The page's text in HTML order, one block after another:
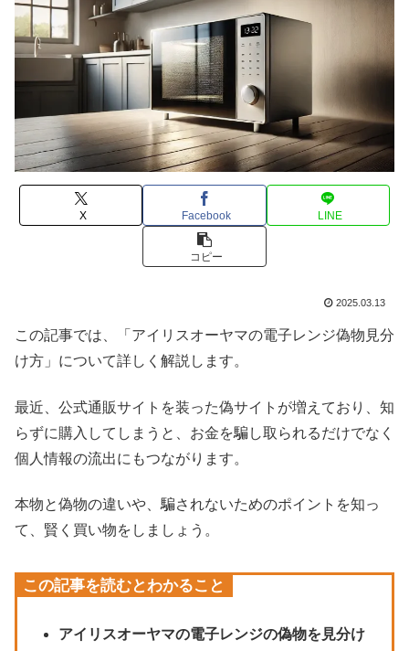
X Facebook LINE
コピー
2025.03.13
この記事では、「アイリスオーヤマの電子レンジ偽物見分
け方」について詳しく解説します。
最近、公式通販サイトを装った偽サイトが増えており、知
らずに購入してしまうと、お金を騙し取られるだけでなく
個人情報の流出にもつながります。
本物と偽物の違いや、騙されないためのポイントを知っ
て、賢く買い物をしましょう。
この記事を読むとわかること
アイリスオーヤマの電子レンジの偽物を見分け